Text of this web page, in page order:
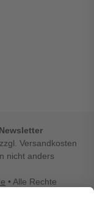
Versandkosten
nicht anders
• Alle Rechte